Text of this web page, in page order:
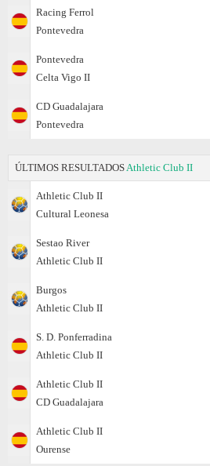
Racing Ferrol
Pontevedra
Pontevedra
Celta Vigo II
CD Guadalajara
Pontevedra
ÚLTIMOS RESULTADOS Athletic Club II
Athletic Club II
Cultural Leonesa
Sestao River
Athletic Club II
Burgos
Athletic Club II
S. D. Ponferradina
Athletic Club II
Athletic Club II
CD Guadalajara
Athletic Club II
Ourense